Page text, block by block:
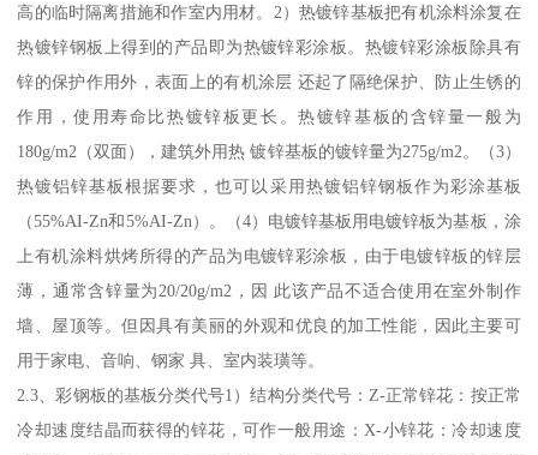
高的临时隔离措施和作室内用材。2）热镀锌基板把有机涂料涂复在
热镀锌钢板上得到的产品即为热镀锌彩涂板。热镀锌彩涂板除具有
锌的保护作用外，表面上的有机涂层 还起了隔绝保护、防止生锈的
作用，使用寿命比热镀锌板更长。热镀锌基板的含锌量一般为
180g/m2（双面），建筑外用热 镀锌基板的镀锌量为275g/m2。（3）
热镀铝锌基板根据要求，也可以采用热镀铝锌钢板作为彩涂基板
（55%AI-Zn和5%AI-Zn）。（4）电镀锌基板用电镀锌板为基板，涂
上有机涂料烘烤所得的产品为电镀锌彩涂板，由于电镀锌板的锌层
薄，通常含锌量为20/20g/m2，因 此该产品不适合使用在室外制作
墙、屋顶等。但因具有美丽的外观和优良的加工性能，因此主要可
用于家电、音响、钢家 具、室内装璜等。
2.3、彩钢板的基板分类代号1）结构分类代号：Z-正常锌花：按正常
冷却速度结晶而获得的锌花，可作一般用途：X-小锌花：冷却速度